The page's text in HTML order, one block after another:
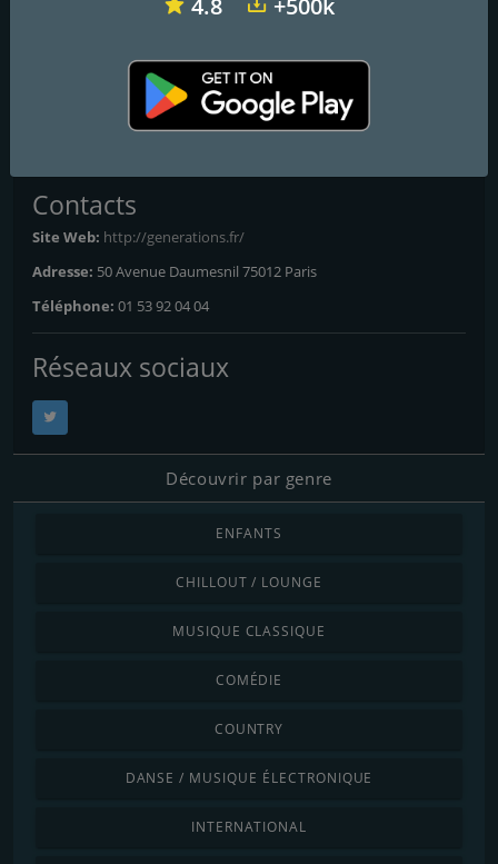
Frequencies FM
Contacts
Site Web: http://generations.fr/
Adresse: 50 Avenue Daumesnil 75012 Paris
Téléphone: 01 53 92 04 04
Réseaux sociaux
Découvrir par genre
ENFANTS
CHILLOUT / LOUNGE
MUSIQUE CLASSIQUE
COMÉDIE
COUNTRY
DANSE / MUSIQUE ÉLECTRONIQUE
INTERNATIONAL